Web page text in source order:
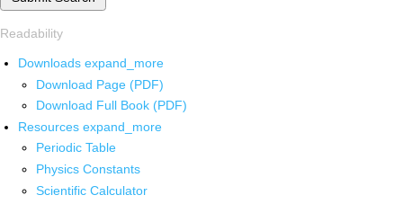
Readability
Downloads expand_more
Download Page (PDF)
Download Full Book (PDF)
Resources expand_more
Periodic Table
Physics Constants
Scientific Calculator